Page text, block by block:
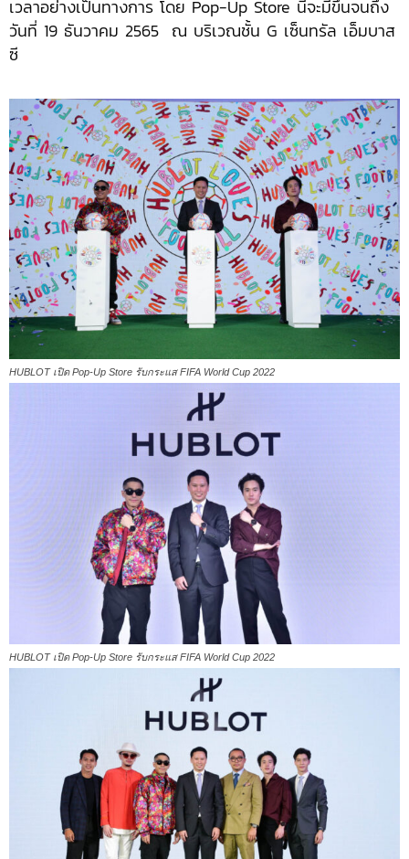
เวลาอย่างเป็นทางการ โดย Pop-Up Store นี้จะมีขึ้นจนถึง
วันที่ 19 ธันวาคม 2565 ณ บริเวณชั้น G เซ็นทรัล เอ็มบาส
ซี
HUBLOT เปิด Pop-Up Store รับกระแส FIFA World Cup 2022
HUBLOT เปิด Pop-Up Store รับกระแส FIFA World Cup 2022